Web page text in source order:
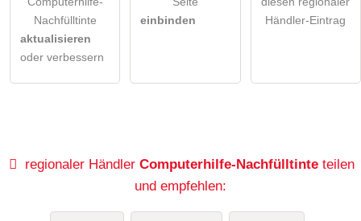
Nachfülltinte
aktualisieren
oder verbessern
einbinden
Händler-Eintrag
regionaler HändlerComputerhilfe-Nachfülltinte teilen
und empfehlen: